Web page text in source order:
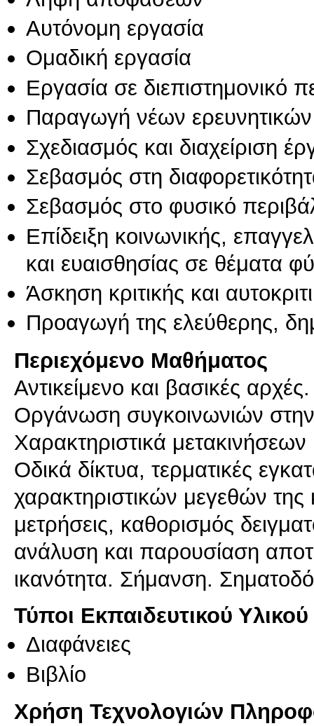
Αυτόνομη εργασία
Ομαδική εργασία
Εργασία σε διεπιστημονικό
Παραγωγή νέων
Σχεδιασμός και διαχείριση
Σεβασμός στη
Σεβασμός στο φυσικό
Επίδειξη κοινωνικής,
και ευαισθησίας σε θέματα
Άσκηση κριτικής και
Προαγωγή της ελεύθερης,
Περιεχόμενο Μαθήματος
Αντικείμενο και βασικές
Οργάνωση συγκοινωνιών
Χαρακτηριστικά
Οδικά δίκτυα, τερματικές
χαρακτηριστικών μεγεθών
μετρήσεις, καθορισμός
ανάλυση και παρουσίαση
ικανότητα. Σήμανση.
Τύποι Εκπαιδευτικού Υλικού
Διαφάνειες
Βιβλίο
Χρήση Τεχνολογιών